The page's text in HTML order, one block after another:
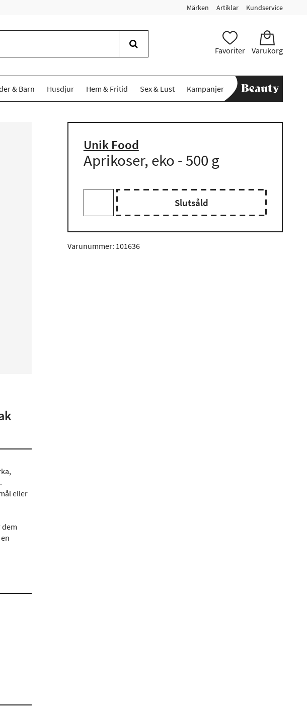
Märken Artiklar Kundservice
Favoriter Varukorg
& Barn Husdjur Hem & Fritid Sex & Lust Kampanjer
Unik Food
Aprikoser, eko - 500 g
Slutsåld
Varunummer: 101636
eller
dem